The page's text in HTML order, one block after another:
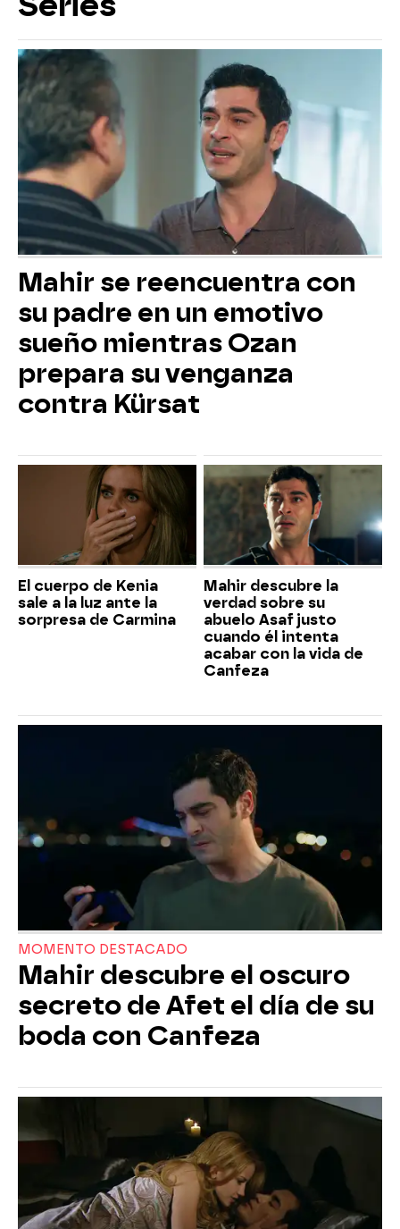
Mahir se reencuentra con
su padre en un emotivo
sueño mientras Ozan
prepara su venganza
contra Kürsat
El cuerpo de Kenia
sale a la luz ante la
sorpresa de Carmina
Mahir descubre la
verdad sobre su
abuelo Asaf justo
cuando él intenta
acabar con la vida de
Canfeza
MOMENTO DESTACADO
Mahir descubre el oscuro
secreto de Afet el día de su
boda con Canfeza